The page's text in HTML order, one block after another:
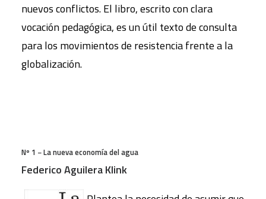
nuevos conflictos. El libro, escrito con clara
vocación pedagógica, es un útil texto de consulta
para los movimientos de resistencia frente a la
globalización.
Nº 1 − La nueva economía del agua
Federico Aguilera Klink